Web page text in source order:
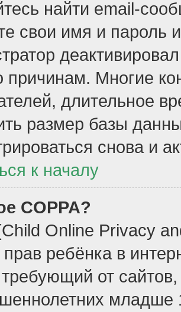
найти email-
свои имя и пароль
причинам. Многие
длительное
размер базы
снова и
к началу
COPPA?
Online Privacy
ребёнка в
от
младше